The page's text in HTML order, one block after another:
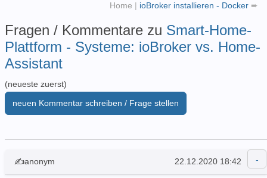
Home | ioBroker installieren - Docker ➨
Fragen / Kommentare zu Smart-Home-
Plattform - Systeme: ioBroker vs. Home-
Assistant
(neueste zuerst)
neuen Kommentar schreiben / Frage stellen
✍anonym 22.12.2020 18:42